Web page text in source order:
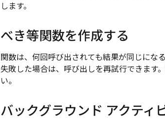
します。
べき等関数を作成する
関数は、何回呼び出されても結果が同じにな
失敗した場合は、呼び出しを再試行できます
い。
バックグラウンド アクティ